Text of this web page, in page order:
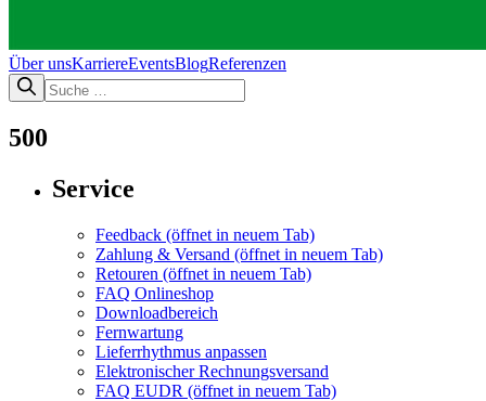
Über unsKarriereEventsBlogReferenzen
500
Service
Feedback (öffnet in neuem Tab)
Zahlung & Versand (öffnet in neuem Tab)
Retouren (öffnet in neuem Tab)
FAQ Onlineshop
Downloadbereich
Fernwartung
Lieferrhythmus anpassen
Elektronischer Rechnungsversand
FAQ EUDR (öffnet in neuem Tab)